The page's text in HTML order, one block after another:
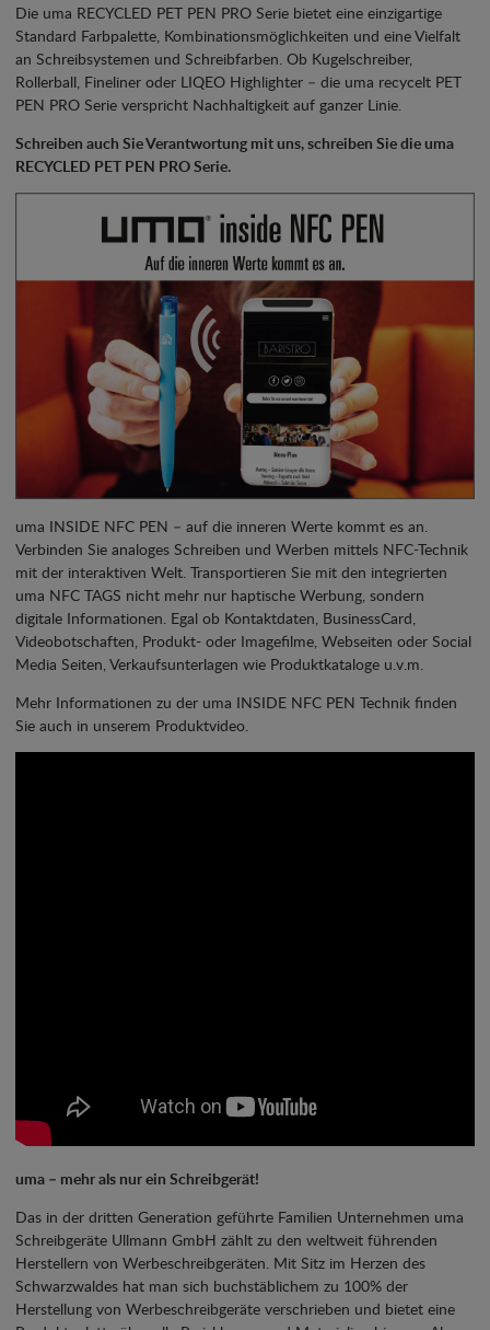
Die uma RECYCLED PET PEN PRO Serie bietet eine einzigartige
Standard Farbpalette, Kombinationsmöglichkeiten und eine Vielfalt
an Schreibsystemen und Schreibfarben. Ob Kugelschreiber,
Rollerball, Fineliner oder LIQEO Highlighter – die uma recycelt PET
PEN PRO Serie verspricht Nachhaltigkeit auf ganzer Linie.
Schreiben auch Sie Verantwortung mit uns, schreiben Sie die uma
RECYCLED PET PEN PRO Serie.
uma INSIDE NFC PEN – auf die inneren Werte kommt es an.
Verbinden Sie analoges Schreiben und Werben mittels NFC-Technik
mit der interaktiven Welt. Transportieren Sie mit den integrierten
uma NFC TAGS nicht mehr nur haptische Werbung, sondern
digitale Informationen. Egal ob Kontaktdaten, BusinessCard,
Videobotschaften, Produkt- oder Imagefilme, Webseiten oder Social
Media Seiten, Verkaufsunterlagen wie Produktkataloge u.v.m.
Mehr Informationen zu der uma INSIDE NFC PEN Technik finden
Sie auch in unserem Produktvideo.
uma – mehr als nur ein Schreibgerät!
Das in der dritten Generation geführte Familien Unternehmen uma
Schreibgeräte Ullmann GmbH zählt zu den weltweit führenden
Herstellern von Werbeschreibgeräten. Mit Sitz im Herzen des
Schwarzwaldes hat man sich buchstäblichem zu 100% der
Herstellung von Werbeschreibgeräte verschrieben und bietet eine